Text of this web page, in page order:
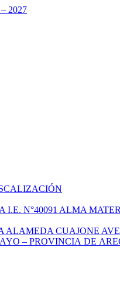
2027
N°40091 ALMA
CUAJONE
– PROVINCIA DE